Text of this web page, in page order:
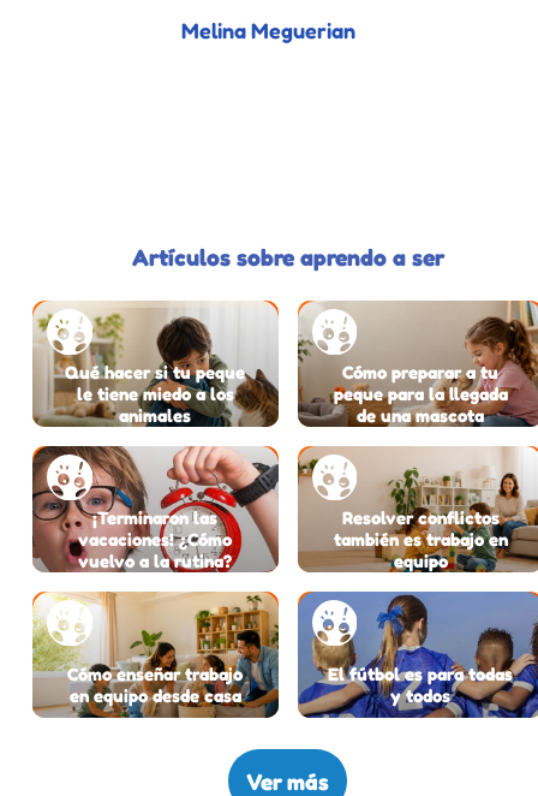
Melina Meguerian
Artículos sobre aprendo a ser
Qué hacer si tu peque
le tiene miedo a los
animales
Cómo preparar a tu
peque para la llegada
de una mascota
¡Terminaron las
vacaciones! ¿Cómo
vuelvo a la rutina?
Resolver conflictos
también es trabajo en
equipo
Cómo enseñar trabajo
en equipo desde casa
El fútbol es para todas
y todos
Ver más